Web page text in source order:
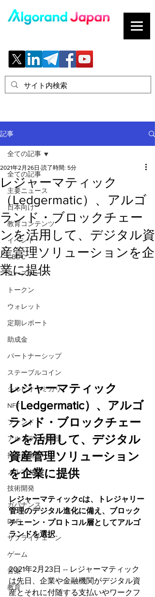
記事
全ての記事
主要ニュース
日本向け
教育コンテンツ
イベント
CBDC
ユースケース
トークン
ウォレット
定期レポート
助成金
パートナーシップ
ステーブルコイン
シルビオ・ミカリ
NFT
ファンド
アルゴランド財団
持続可能性
メルマガ
技術開発
ガバナンス
DeFi
サプライチェーン
ゲーム
音楽
教育
全ての記事
レジャーマティック
（Ledgermatic）、アルゴ
ランド・ブロックチェー
ンを活用して、デジタル資
産管理ソリューションを企
業に提供
2021年2月26日 読了時間: 5分
レジャーマティック
（Ledgermatic）、アルゴ
ランド・ブロックチェー
ンを活用して、デジタル
資産管理ソリューション
を企業に提供
レジャーマティックcは、トレジャリー
管理のデジタル進化に備え、ブロック
チェーン・プロトコル層としてアルゴ
ランドを選択
2021年2月23日 -- レジャーマティック
は先日、企業や金融機関がデジタル資
産とそれに付随する支払いやワークフ